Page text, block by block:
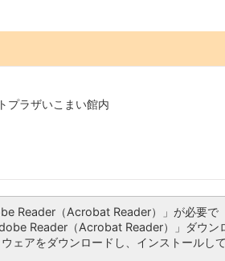
ラザいこまい館内
Reader（Acrobat Reader）」が必要で
Reader（Acrobat Reader）」ダウン
ェアをダウンロードし、インストールして